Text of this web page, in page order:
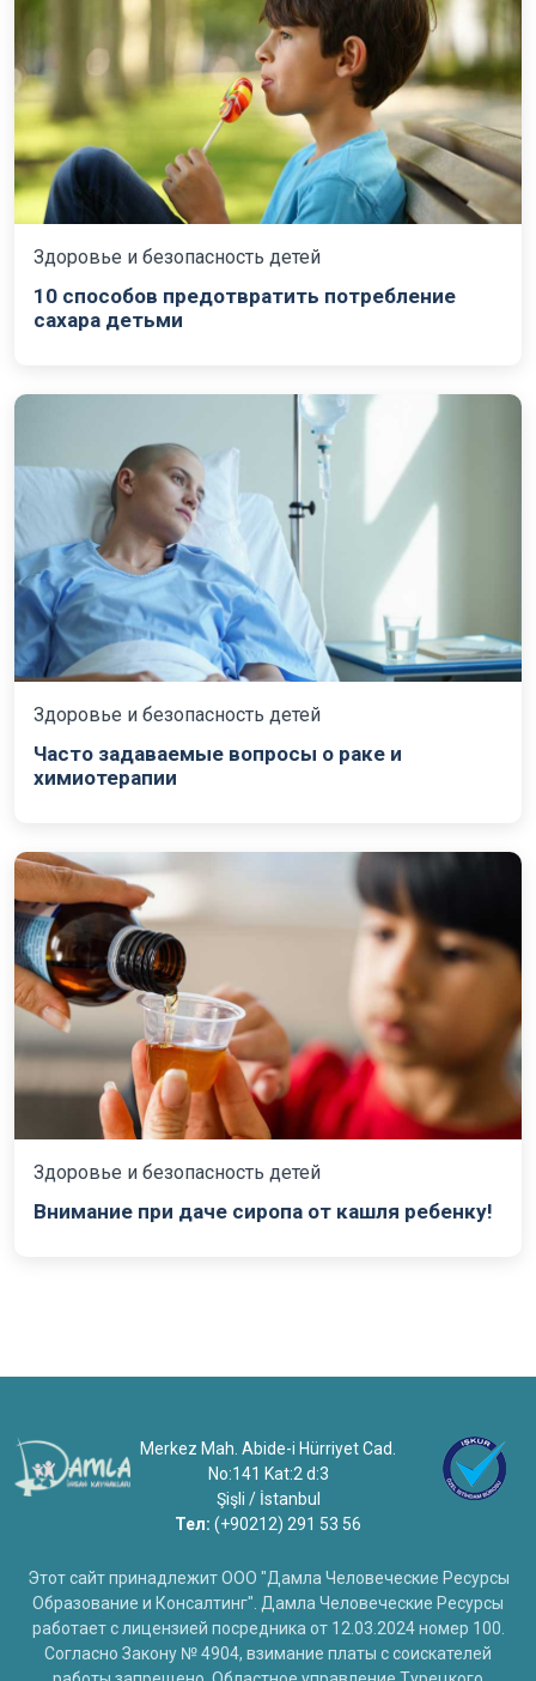
Здоровье и безопасность детей
10 способов предотвратить потребление
сахара детьми
Здоровье и безопасность детей
Часто задаваемые вопросы о раке и
химиотерапии
Здоровье и безопасность детей
Внимание при даче сиропа от кашля ребенку!
Merkez Mah. Abide-i Hürriyet Cad.
No:141 Kat:2 d:3
Şişli / İstanbul
Тел: (+90212) 291 53 56
Этот сайт принадлежит ООО "Дамла Человеческие Ресурсы
Образование и Консалтинг". Дамла Человеческие Ресурсы
работает с лицензией посредника от 12.03.2024 номер 100.
Согласно Закону № 4904, взимание платы с соискателей